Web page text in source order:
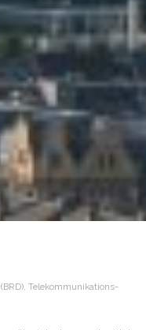
, Telekommunikations-